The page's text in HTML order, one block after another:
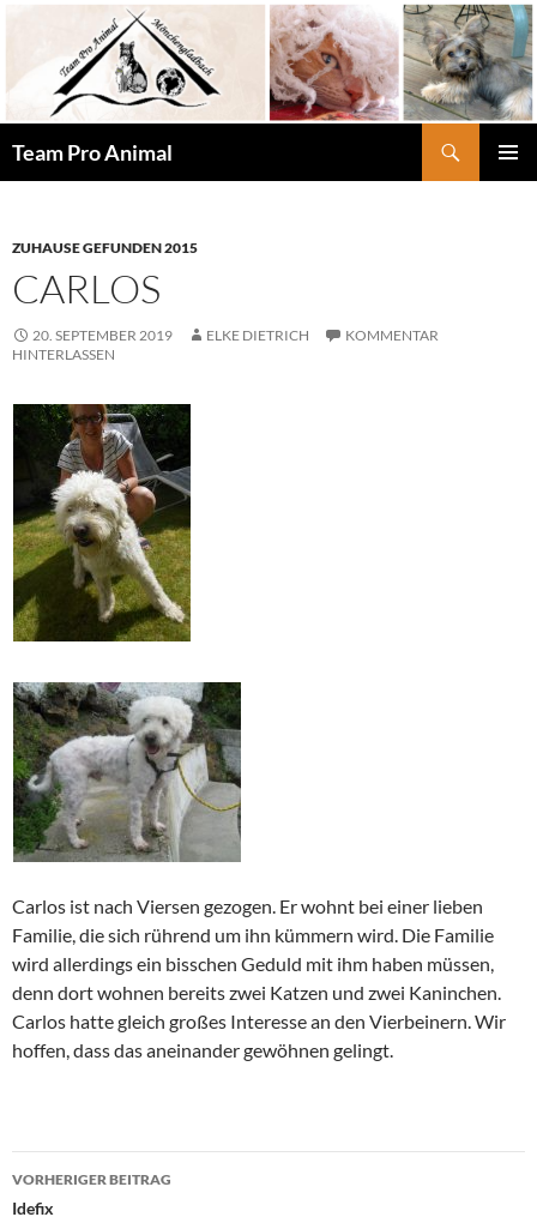
springen
Team Pro Animal
ZUHAUSE GEFUNDEN 2015
CARLOS
20. SEPTEMBER 2019 ELKE DIETRICH
KOMMENTAR
HINTERLASSEN
Carlos ist nach Viersen gezogen. Er wohnt bei einer lieben
Familie, die sich rührend um ihn kümmern wird. Die Familie
wird allerdings ein bisschen Geduld mit ihm haben müssen,
denn dort wohnen bereits zwei Katzen und zwei Kaninchen.
Carlos hatte gleich großes Interesse an den Vierbeinern. Wir
hoffen, dass das aneinander gewöhnen gelingt.
Beitragsnavigation
VORHERIGER BEITRAG
Idefix